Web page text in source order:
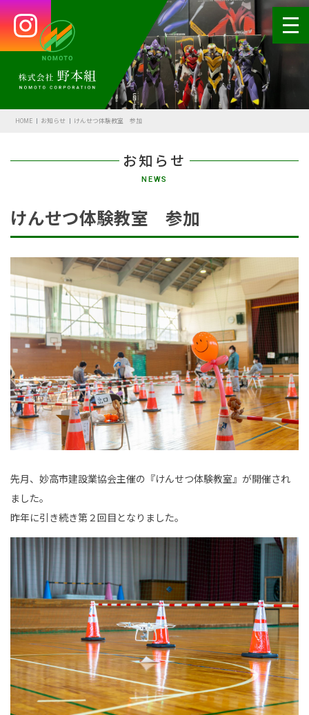
お知らせ
NEWS
HOME お知らせ けんせつ体験教室 参加
けんせつ体験教室 参加
先月、妙高市建設業協会主催の『けんせつ体験教室』が開催され
ました。
昨年に引き続き第２回目となりました。
HOME
代表あいさつ
会社概要・沿革
受賞歴
アクセス
SDGsの取組
事業内容
土木部門
建築部門
融雪部門
アグリ事業部
お知らせ
採用情報
野本組紹介MOVIE
社員紹介・インタビュー
新卒採用情報
一般採用 野本組
一般採用 アグリ事業部